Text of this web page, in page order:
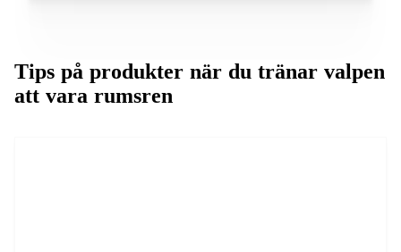
Tips på produkter när du tränar valpen
att vara rumsren